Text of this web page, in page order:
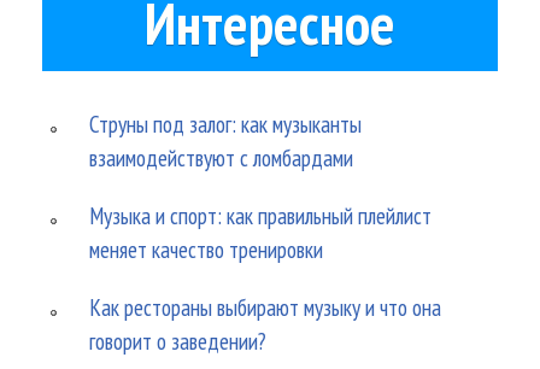
Интересное
Струны под залог: как музыканты
взаимодействуют с ломбардами
Музыка и спорт: как правильный плейлист
меняет качество тренировки
Как рестораны выбирают музыку и что она
говорит о заведении?